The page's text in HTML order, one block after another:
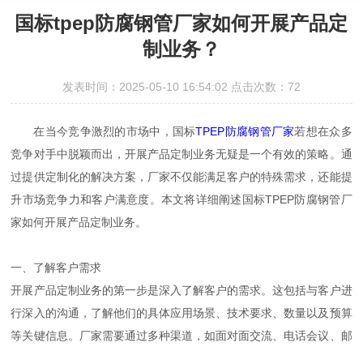
国标tpep防腐钢管厂家如何开展产品定
制业务？
发表时间：2025-05-10 16:54:02 点击次数：72
在当今竞争激烈的市场中，国标TPEP防腐钢管厂家若想在众多
竞争对手中脱颖而出，开展产品定制业务无疑是一个有效的策略。通
过提供定制化的解决方案，厂家不仅能满足客户的特殊需求，还能提
升市场竞争力和客户满意度。本文将详细阐述国标TPEP防腐钢管厂
家如何开展产品定制业务。
一、了解客户需求
开展产品定制业务的第一步是深入了解客户的需求。这包括与客户进
行深入的沟通，了解他们的具体应用场景、技术要求、数量以及预算
等关键信息。厂家需要通过多种渠道，如面对面交流、电话会议、邮